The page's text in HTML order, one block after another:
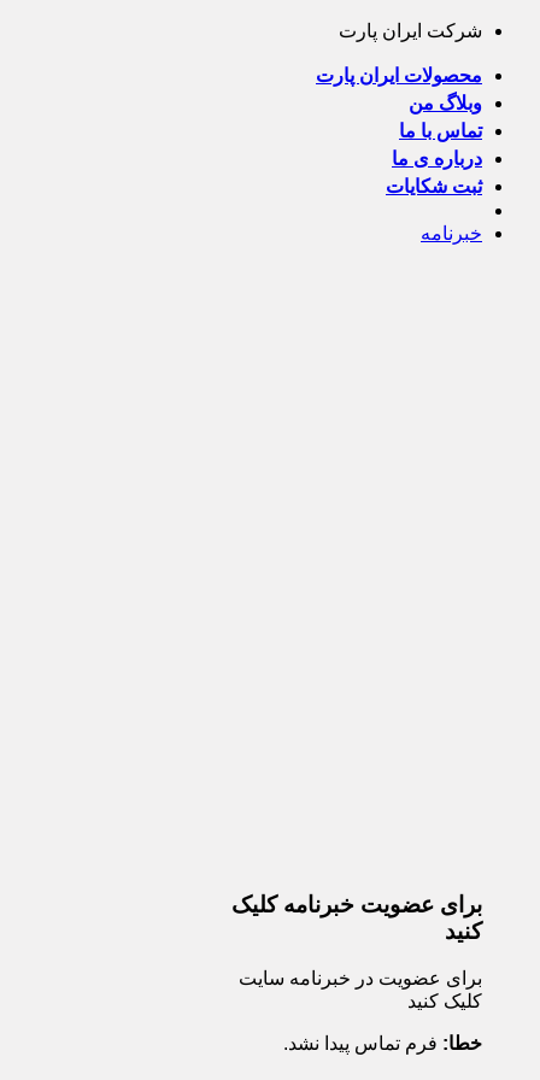
Skip
content
شرکت ایران پارت
محصولات ایران پارت
وبلاگ من
تماس با ما
درباره ی ما
ثبت شکایات
خبرنامه
برای عضویت خبرنامه کلیک
کنید
برای عضویت در خبرنامه سایت
کلیک کنید
خطا: فرم تماس پیدا نشد.